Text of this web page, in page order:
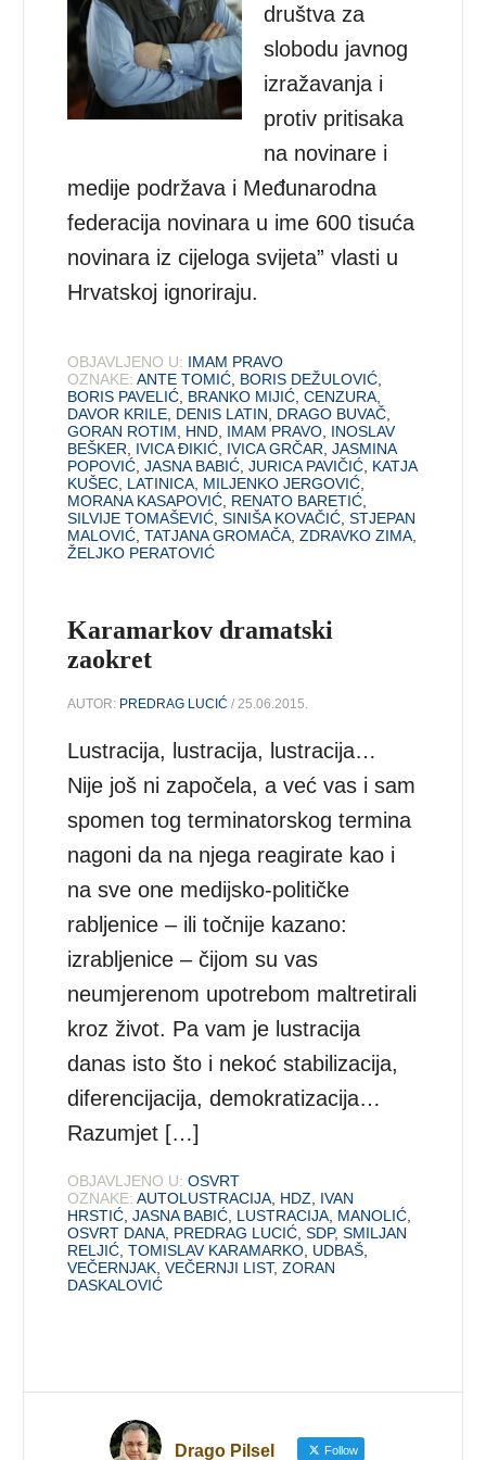
društva za
slobodu javnog
izražavanja i
protiv pritisaka
na novinare i
medije podržava i Međunarodna
federacija novinara u ime 600 tisuća
novinara iz cijeloga svijeta” vlasti u
Hrvatskoj ignoriraju.
OBJAVLJENO U: IMAM PRAVO
OZNAKE: ANTE TOMIĆ BORIS DEŽULOVIĆ
BORIS PAVELIĆ BRANKO MIJIĆ ,CENZURA
DAVOR KRILE DENIS LATIN DRAGO BUVAČ
GORAN ROTIM
HND IMAM PRAVO INOSLAV
BEŠKER
IVICA ĐIKIĆ IVICA GRČAR ,JASMINA
POPOVIĆ ,JASNA BABIĆ ,JURICA PAVIČIĆ KATJA
KUŠEC LATINICA MILJENKO JERGOVIĆ
MORANA KASAPOVIĆ RENATO BARETIĆ
SILVIJE TOMAŠEVIĆ ,SINIŠA KOVAČIĆ ,STJEPAN
MALOVIĆ ,TATJANA GROMAČA ,ZDRAVKO ZIMA
ŽELJKO PERATOVIĆ
Karamarkov dramatski
zaokret
AUTOR: PREDRAG LUCIĆ / 25.06.2015.
Lustracija, lustracija, lustracija…
Nije još ni započela, a već vas i sam
spomen tog terminatorskog termina
nagoni da na njega reagirate kao i
na sve one medijsko-političke
rabljenice – ili točnije kazano:
izrabljenice – čijom su vas
neumjerenom upotrebom maltretirali
kroz život. Pa vam je lustracija
danas isto što i nekoć stabilizacija,
diferencijacija, demokratizacija…
Razumjet […]
OBJAVLJENO U: OSVRT
OZNAKE: AUTOLUSTRACIJA HDZ
IVAN
HRSTIĆ ,JASNA BABIĆ LUSTRACIJA MANOLIĆ
OSVRT DANA PREDRAG LUCIĆ ,SDP,SMILJAN
RELJIĆ ,TOMISLAV KARAMARKO UDBAŠ
VEČERNJAK ,VEČERNJI LIST,ZORAN
DASKALOVIĆ
Drago Pilsel Follow